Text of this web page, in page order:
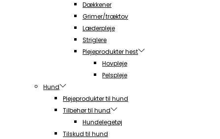
Dækkener
Grimer/træktov
Læderpleje
Striglere
Plejeprodukter hest
Hovpleje
Pelspleje
Hund
Plejeprodukter til hund
Tilbehør til hund
Hundelegetøj
Tilskud til hund